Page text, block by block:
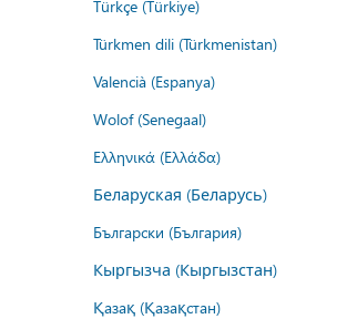
Türkçe (Türkiye)
Türkmen dili (Türkmenistan)
Valencià (Espanya)
Wolof (Senegaal)
Ελληνικά (Ελλάδα)
Беларуская (Беларусь)
Български (България)
Кыргызча (Кыргызстан)
Қазақ (Қазақстан)